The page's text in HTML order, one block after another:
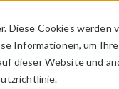
Cookies werden
Informationen, um
dieser Website und